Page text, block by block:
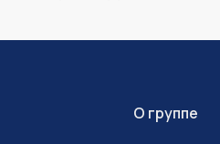
О группе